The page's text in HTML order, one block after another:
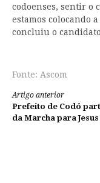
codoenses, sentir o
estamos colocando
concluiu o
Fonte: Ascom
Continue
lendo
Artigo anterior
Prefeito de Codó
da Marcha para Jesus